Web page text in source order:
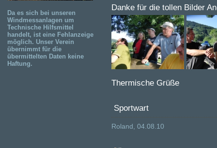
Da es sich bei unseren
Windmessanlagen um
Technische Hilfsmittel
handelt, ist eine Fehlanzeige
möglich. Unser Verein
übernimmt für die
übermittelten Daten keine
Haftung.
Danke für die tollen Bilder
Thermische Grüße
Sportwart
Roland, 04.08.10